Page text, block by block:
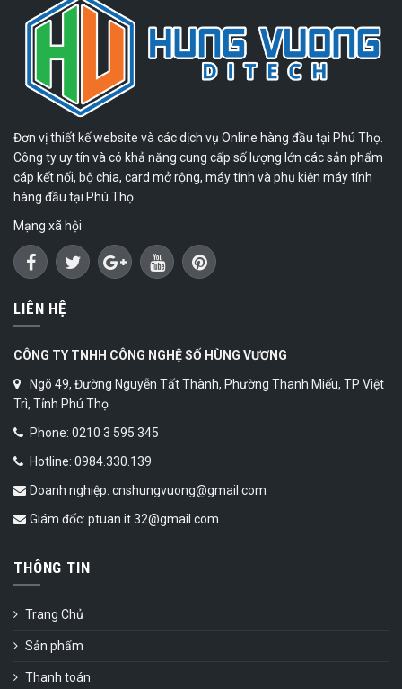
Đơn vị thiết kế website và các dịch vụ Online hàng đầu tại Phú Thọ.
Công ty uy tín và có khả năng cung cấp số lượng lớn các sản phẩm
cáp kết nối, bộ chia, card mở rộng, máy tính và phụ kiện máy tính
hàng đầu tại Phú Thọ.
Mạng xã hội
LIÊN HỆ
CÔNG TY TNHH CÔNG NGHỆ SỐ HÙNG VƯƠNG
Ngõ 49, Đường Nguyễn Tất Thành, Phường Thanh Miếu, TP Việt
Trì, Tỉnh Phú Thọ
Phone: 0210 3 595 345
Hotline: 0984.330.139
Doanh nghiệp: cnshungvuong@gmail.com
Giám đốc: ptuan.it.32@gmail.com
THÔNG TIN
Trang Chủ
Sản phẩm
Thanh toán